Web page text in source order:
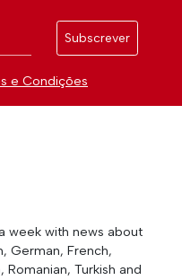
Subscrever
e Condições
week with news about
German, French,
Romanian, Turkish and